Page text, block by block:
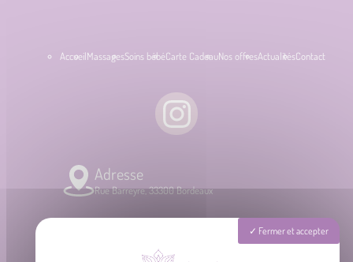
AccueilMassagesSoins bébéCarte CadeauNos offresActualitésContact
Adresse
Rue Barreyre, 33300 Bordeaux
Fermer et accepter